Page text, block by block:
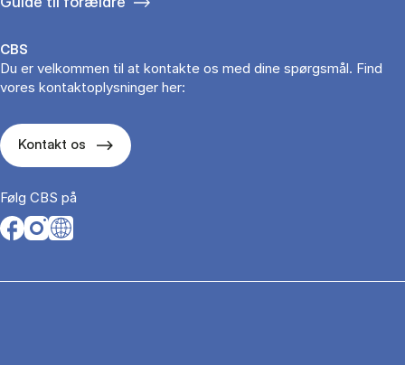
CBS
Du er velkommen til at kontakte os med dine spørgsmål. Find
vores kontaktoplysninger her:
Kontakt os
Følg CBS på
Opens in a new tab
Opens in a new tab
Opens in a new tab